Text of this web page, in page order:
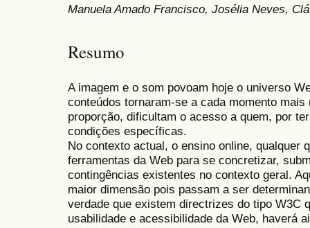
Manuela Amado Francisco, Josélia Neves,
Resumo
A imagem e o som povoam hoje o universo
conteúdos tornaram-se a cada momento
proporção, dificultam o acesso a quem, por
condições específicas.
No contexto actual, o ensino online, qualquer
ferramentas da Web para se concretizar,
contingências existentes no contexto geral.
maior dimensão pois passam a ser
verdade que existem directrizes do tipo W3C
usabilidade e acessibilidade da Web, haverá